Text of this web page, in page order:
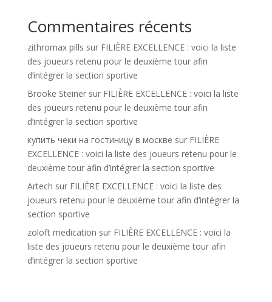
Commentaires récents
zithromax pills sur FILIÈRE EXCELLENCE : voici la liste
des joueurs retenu pour le deuxième tour afin
d’intégrer la section sportive
Brooke Steinersur FILIÈRE EXCELLENCE : voici la liste
des joueurs retenu pour le deuxième tour afin
d’intégrer la section sportive
купить чеки на гостиницу в москве sur FILIÈRE
EXCELLENCE : voici la liste des joueurs retenu pour le
deuxième tour afin d’intégrer la section sportive
Artech sur FILIÈRE EXCELLENCE : voici la liste des
joueurs retenu pour le deuxième tour afin d’intégrer la
section sportive
zoloft medication sur FILIÈRE EXCELLENCE : voici la
liste des joueurs retenu pour le deuxième tour afin
d’intégrer la section sportive